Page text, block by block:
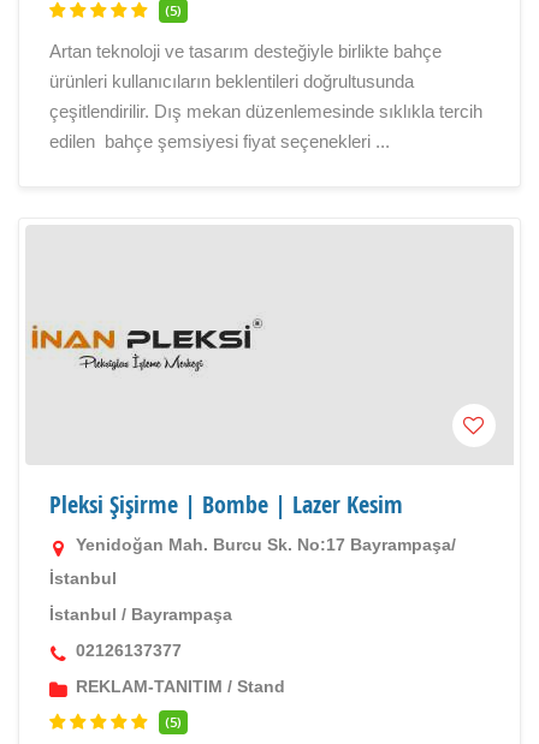
(5)
Artan teknoloji ve tasarım desteğiyle birlikte bahçe
ürünleri kullanıcıların beklentileri doğrultusunda
çeşitlendirilir. Dış mekan düzenlemesinde sıklıkla tercih
edilen bahçe şemsiyesi fiyat seçenekleri ...
Pleksi Şişirme | Bombe | Lazer Kesim
Yenidoğan Mah. Burcu Sk. No:17 Bayrampaşa/
İstanbul
İstanbul / Bayrampaşa
02126137377
REKLAM-TANITIM / Stand
(5)